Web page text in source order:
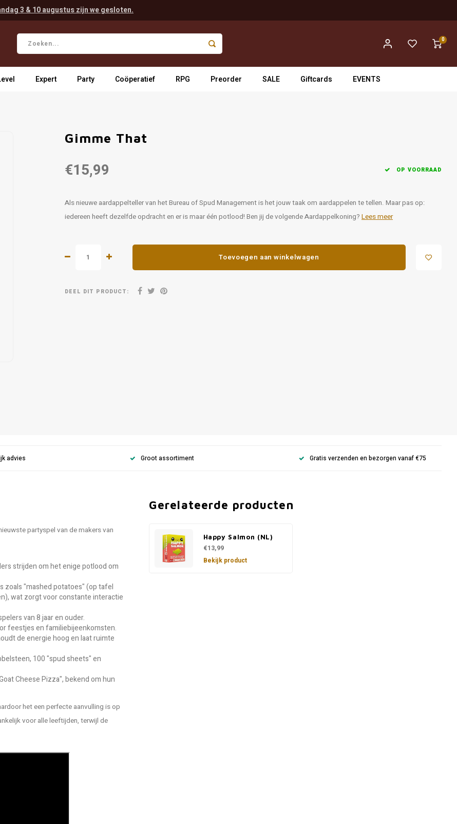
3 & 10 augustus zijn we gesloten.
0
Expert Party Coöperatief RPG Preorder SALE Giftcards EVENTS
Gimme That
€15,99 OP VOORRAAD
Als nieuwe aardappelteller van het Bureau of Spud Management is het jouw taak om aardappelen te tellen. Maar pas op:
iedereen heeft dezelfde opdracht en er is maar één potlood! Ben jij de volgende Aardappelkoning? Lees meer
Toevoegen aan winkelwagen
DEEL DIT PRODUCT:
advies Groot assortiment Gratis verzenden en bezorgen vanaf €75
partyspel van de makers van
strijden om het enige potlood om
zoals "mashed potatoes" (op tafel
wat zorgt voor constante interactie
van 8 jaar en ouder.
feestjes en familiebijeenkomsten.
de energie hoog en laat ruimte
100 "spud sheets" en
Cheese Pizza", bekend om hun
het een perfecte aanvulling is op
voor alle leeftijden, terwijl de
Gerelateerde producten
Happy Salmon (NL)
€13,99
Bekijk product